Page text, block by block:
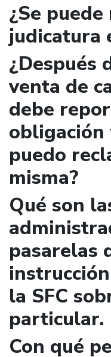
¿Se
judicatura
¿Después
venta de
debe
obligación
puedo
misma?
Qué son
pasarelas
la SFC
particular.
Con qué